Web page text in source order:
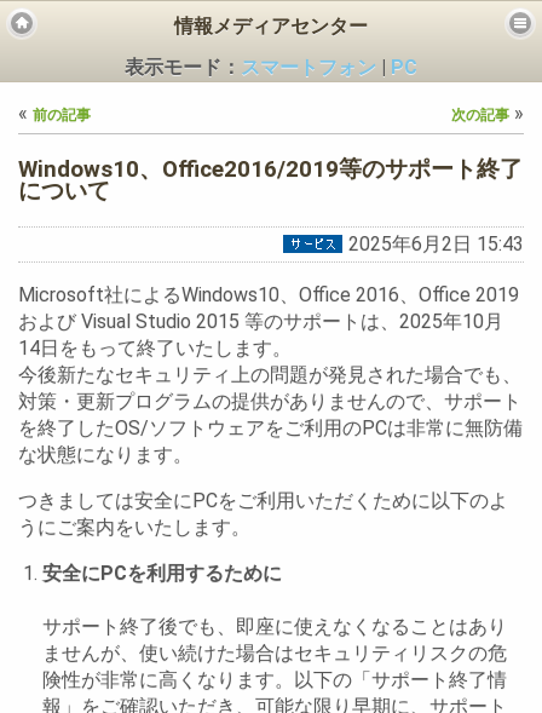
情報メディアセンター
表示モード： スマートフォン
PC
« 前の記事 次の記事 »
Windows10、Office2016/2019等のサポート終了
について
2025年6月2日 15:43
Microsoft社によるWindows10、Office 2016、Office 2019
および Visual Studio 2015 等のサポートは、2025年10月
14日をもって終了いたします。
今後新たなセキュリティ上の問題が発見された場合でも、
対策・更新プログラムの提供がありませんので、サポート
を終了したOS/ソフトウェアをご利用のPCは非常に無防備
な状態になります。
つきましては安全にPCをご利用いただくために以下のよ
うにご案内をいたします。
安全にPCを利用するために
サポート終了後でも、即座に使えなくなることはあり
ませんが、使い続けた場合はセキュリティリスクの危
険性が非常に高くなります。以下の「サポート終了情
報」をご確認いただき、可能な限り早期に、サポート